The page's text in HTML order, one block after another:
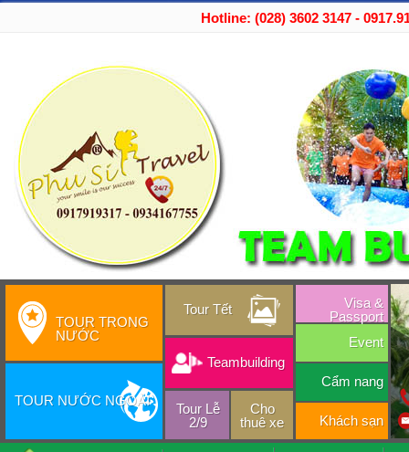
Hotline: (028) 3602 3147 -
TOUR TRONG
NƯỚC
TOUR NƯỚC NGOÀI
Tour Tết
Teambuilding
Tour Lễ
2/9
Cho
thuê xe
Visa &
Passport
Event
Cẩm nang
Khách sạn